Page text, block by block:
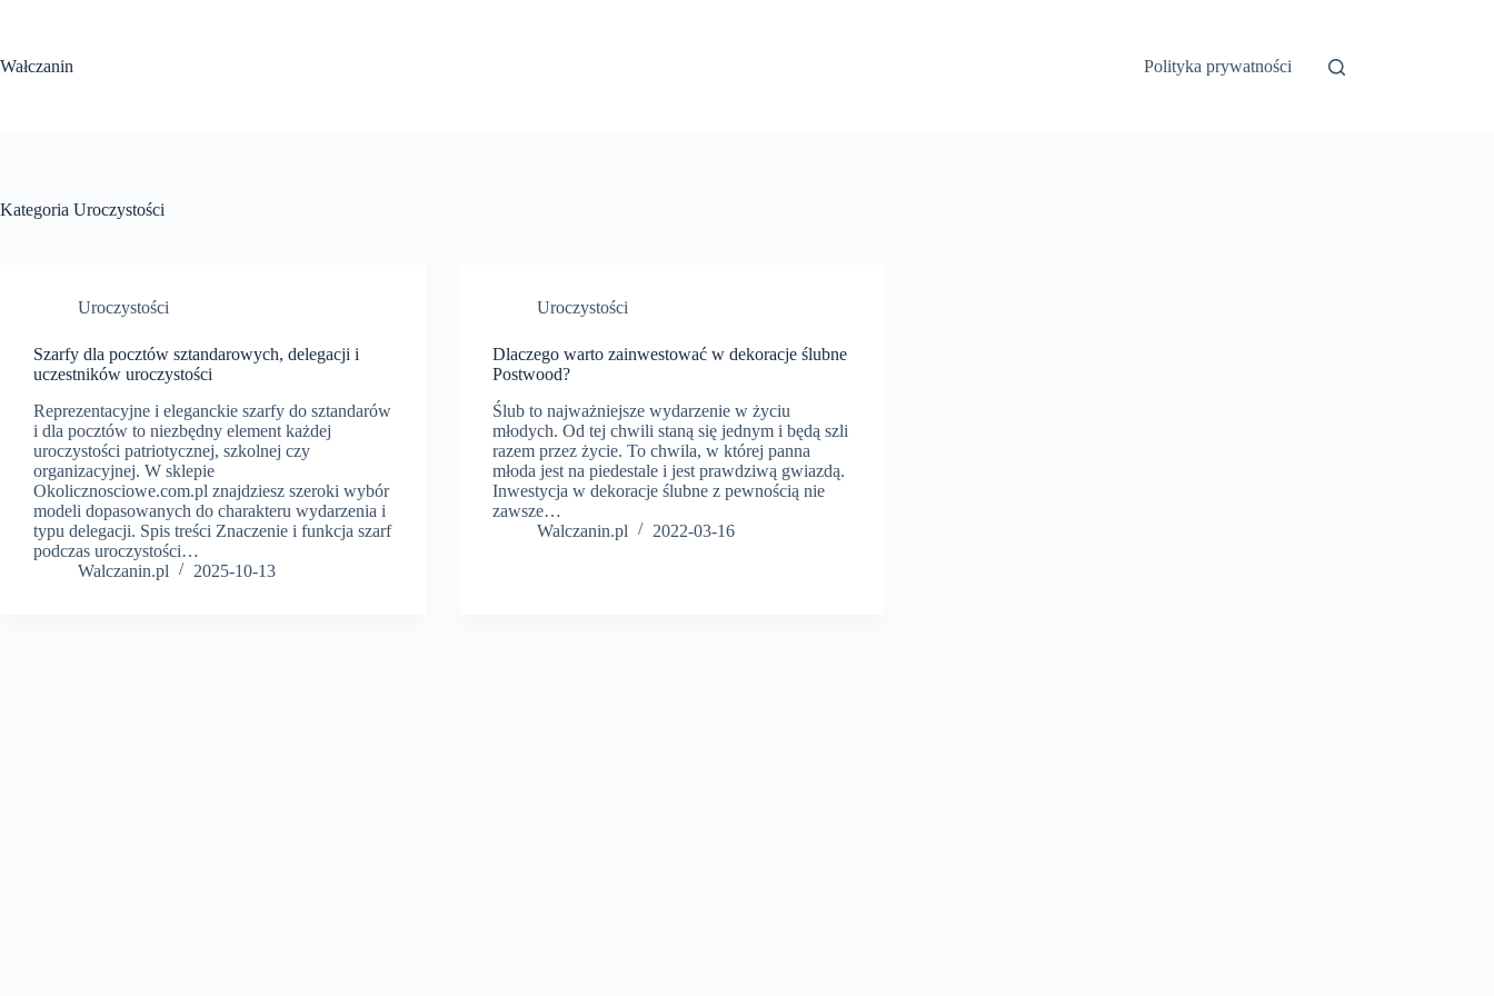
Wałczanin
Polityka prywatności
Kategoria Uroczystości
Uroczystości
Szarfy dla pocztów sztandarowych, delegacji i
uczestników uroczystości
Reprezentacyjne i eleganckie szarfy do sztandarów
i dla pocztów to niezbędny element każdej
uroczystości patriotycznej, szkolnej czy
organizacyjnej. W sklepie
Okolicznosciowe.com.pl znajdziesz szeroki wybór
modeli dopasowanych do charakteru wydarzenia i
typu delegacji. Spis treści Znaczenie i funkcja szarf
podczas uroczystości…
Walczanin.pl
2025-10-13
Uroczystości
Dlaczego warto zainwestować w dekoracje ślubne
Postwood?
Ślub to najważniejsze wydarzenie w życiu
młodych. Od tej chwili staną się jednym i będą szli
razem przez życie. To chwila, w której panna
młoda jest na piedestale i jest prawdziwą gwiazdą.
Inwestycja w dekoracje ślubne z pewnością nie
zawsze…
Walczanin.pl
2022-03-16